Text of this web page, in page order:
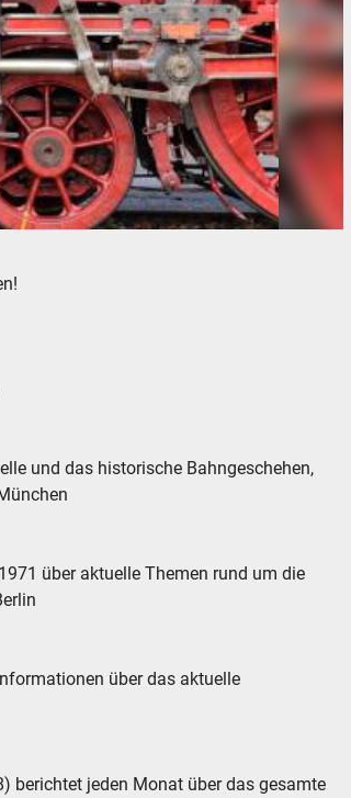
und das historische Bahngeschehen,
über aktuelle Themen rund um die
über das aktuelle
berichtet jeden Monat über das gesamte